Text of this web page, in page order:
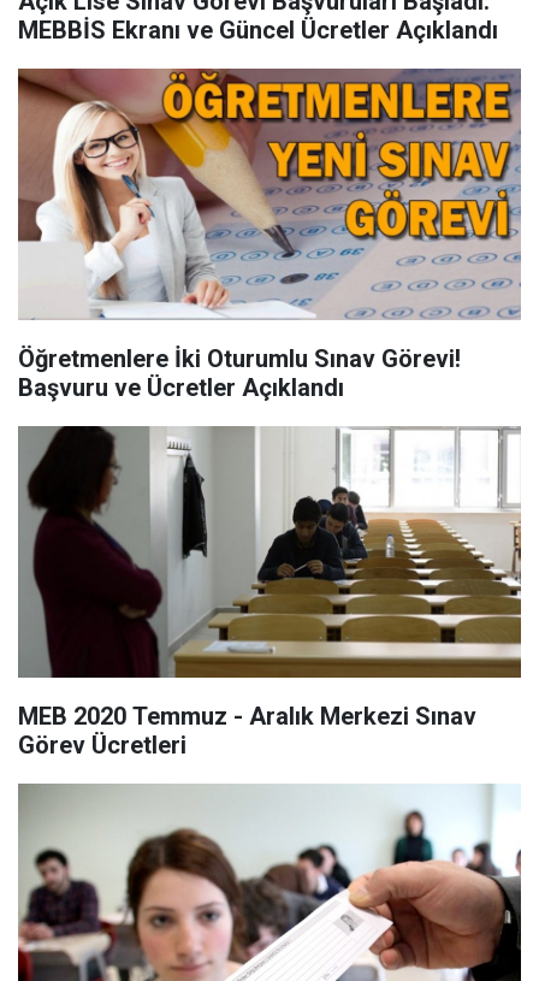
MEBBİS Ekranı ve Güncel Ücretler Açıklandı
Öğretmenlere İki Oturumlu Sınav Görevi!
Başvuru ve Ücretler Açıklandı
MEB 2020 Temmuz - Aralık Merkezi Sınav
Görev Ücretleri